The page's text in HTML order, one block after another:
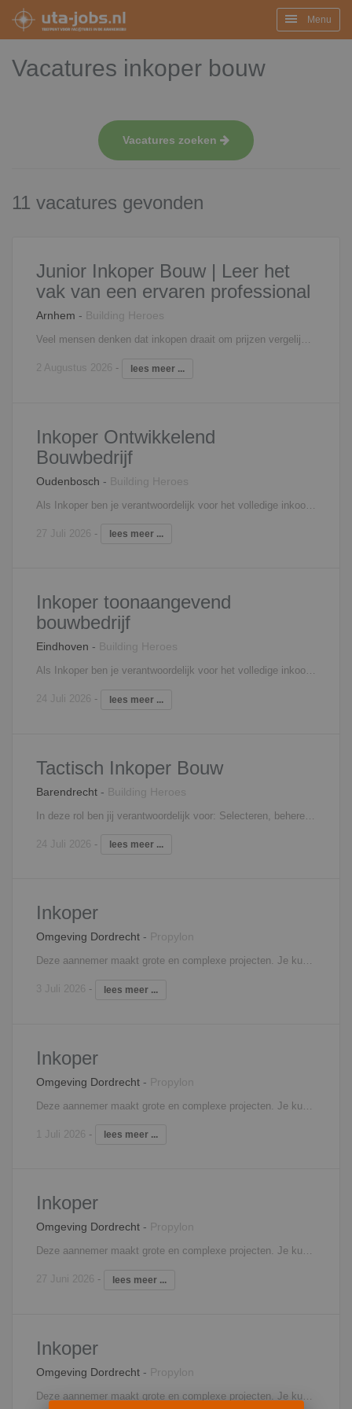
Menu
Vacatures inkoper bouw
Vacatures zoeken
11 vacatures gevonden
Junior Inkoper Bouw | Leer het
vak van een ervaren professional
Arnhem - Building Heroes
Veel mensen denken dat inkopen draait om prijzen vergelijken. Dat is slechts een klein onderdeel van jouw rol. Als Junior Inkoper Bouw ben je vanaf de ontwerpfase betrokken bij projecten. Je leert hoe keuzes worden gemaakt, hoe bouwpartners worden geselecteerd en hoe slimme inkoopbeslissingen bijdragen aan het succes van een project. Je werkt daarbij nauw samen met een ervaren inkoper die je het vak in de praktijk leert. Je houdt je bezig met: Het inkopen van materialen, diensten en bouwpartners Het beoordelen van offertes op techniek, kwaliteit en uitvoerbaarheid Het selecteren en contracteren van leveranciers en onderaannemers Het onderhandelen over prijzen, voorwaarden en levertijden Het uitvoeren van marktonderzoek en leveranciersanalyses Het opbouwen van duurzame samenwerkingen binnen de bouwketen Het meedenken over optimalisaties, rendement en duurzame oplossingen Het ondersteunen van projectteams van ontwerp tot realisatie Wat deze functie uniek maakt? Je bent geen ondersteunende schakel aan de zijlijn. Je zit aan tafel bij projecten en leert hoe commerciële, technische en financiële keuzes samenkomen. Hierdoor ontwikkel je jezelf tot een volwaardig inkoper binnen de bouw.
2 Augustus 2026 - lees meer ...
Inkoper Ontwikkelend
Bouwbedrijf
Oudenbosch - Building Heroes
27 Juli 2026 - lees meer ...
Inkoper toonaangevend
bouwbedrijf
Eindhoven - Building Heroes
Als Inkoper ben je verantwoordelijk voor het volledige inkoopproces binnen onze woningbouwprojecten: Selecteren en contracteren van onderaannemers en leveranciers Opvragen, beoordelen en spiegelen van offertes Onderhandelen over prijs, planning en voorwaarden Intensief samenwerken met calculatie, werkvoorbereiding en projectleiding Bewaken van contractafspraken en risico’s Bouwen aan duurzame relaties met vaste partners Je denkt verder dan alleen de laagste prijs. Jij stuurt op kwaliteit, betrouwbaarheid en lange termijn samenwerking.
24 Juli 2026 - lees meer ...
Tactisch Inkoper Bouw
Barendrecht - Building Heroes
24 Juli 2026 - lees meer ...
Inkoper
Omgeving Dordrecht - Propylon
Deze aannemer maakt grote en complexe projecten. Je kunt hierbij denken aan kantoorgebouwen maar ook industriele werken. Als inkoper heb je een belangrijke taak. Je zorgt ervoor dat alle benodigde middelen op tijd en binnen het budget beschikbaar zijn. Hiervoor onderhandel je met leveranciers en onderaannemers, beheer en bewaak je de contracten en werk je samen met je team om te kijken welke behoeften er liggen. Je bent verantwoordelijk voor de kwaliteit en betrouwbaarheid van de inkoop, helpt bij het opstellen van begrotingen en kostenramingen en kijkt naar nieuwe leveranciers en producten die bij de aannemer passen. Je zit hoofdzakelijk op kantoor maar je gaat ook regelmatig naar de projecten, leveranciers en bouwpartners.
3 Juli 2026 - lees meer ...
Inkoper
Omgeving Dordrecht - Propylon
1 Juli 2026 - lees meer ...
Inkoper
Omgeving Dordrecht - Propylon
Deze aannemer maakt grote en complexe projecten. Je kunt hierbij denken aan kantoorgebouwen maar ook industriele werken. Als inkoper heb je een belangrijke taak. Je zorgt ervoor dat alle benodigde middelen op tijd en binnen het budget beschikbaar zijn. Hiervoor onderhandel je met leveranciers en onderaannemers, beheer en bewaak je de contracten en werk je samen met je team om te kijken welke behoeften er liggen. Je bent verantwoordelijk voor de kwaliteit en betrouwbaarheid van de inkoop, helpt bij het opstellen van begrotingen en kostenramingen en kijkt naar nieuwe leveranciers en producten die bij de aannemer passen. Je zit hoofdzakelijk op kantoor maar je gaat ook regelmatig naar de projecten, leveranciers en bouwpartners.
27 Juni 2026 - lees meer ...
Inkoper
Omgeving Dordrecht - Propylon